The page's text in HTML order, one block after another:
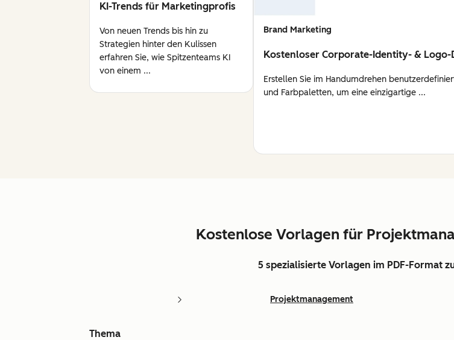
KI-Trends für Marketingprofis
Von neuen Trends bis hin zu
Strategien hinter den Kulissen
erfahren Sie, wie Spitzenteams KI
von einem ...
Brand Marketing
Kostenloser Corporate-Identity- & Logo-
Erstellen Sie im Handumdrehen
und Farbpaletten, um eine einzigartige ...
Kostenlose Vorlagen für
5 spezialisierte Vorlagen im PDF-Format
Projektmanagement
Thema